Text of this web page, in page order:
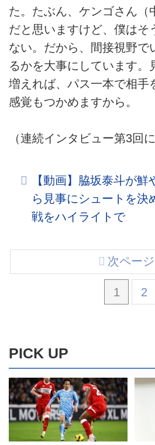
た。たぶん、ケンゴさん（
だと思いますけど、僕はそ
ない。だから、間接視野で
るかを大事にしています。
増えれば、パス一本で相手
感覚もつかめますから。
（連続インタビュー第3回に
【動画】脇坂泰斗が
ら見事にシュートを決
戦をハイライトで
1 2
次ページ
PICK UP